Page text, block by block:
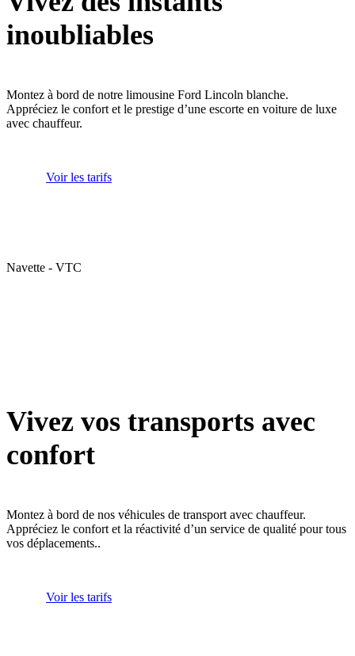
inoubliables
Montez à bord de notre limousine Ford Lincoln blanche.
Appréciez le confort et le prestige d’une escorte en voiture de luxe
avec chauffeur.
Voir les tarifs
Navette - VTC
Vivez vos transports avec
confort
Montez à bord de nos véhicules de transport avec chauffeur.
Appréciez le confort et la réactivité d’un service de qualité pour tous
vos déplacements..
Voir les tarifs